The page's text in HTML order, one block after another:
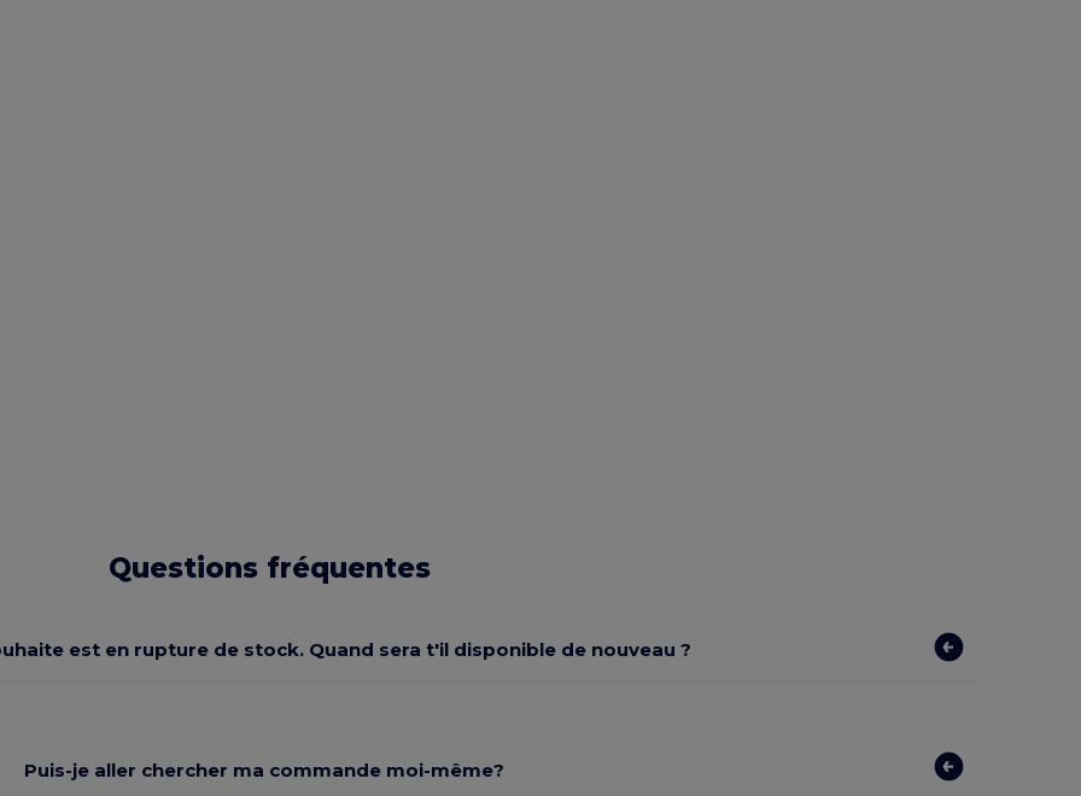
Questions fréquentes
est en rupture de stock. Quand sera t'il disponible de nouveau ?
Puis-je aller chercher ma commande moi-même?